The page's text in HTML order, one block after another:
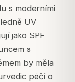
s moderními
UV
jako SPF
s
by měla
péčí o